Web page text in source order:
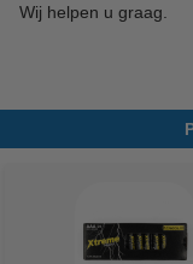
Wij helpen u graag.